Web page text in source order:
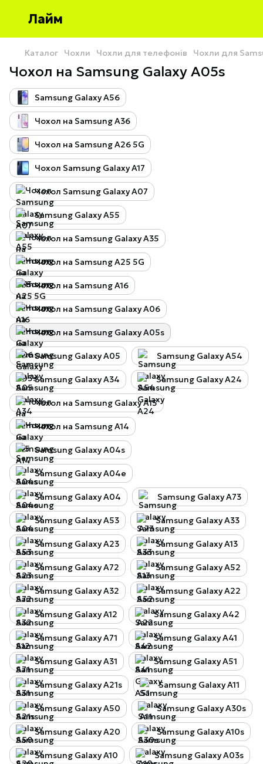
Лайм
Каталог Чохли Чохли для телефонів Чохли для
Чохол на Samsung Galaxy A05s
Samsung Galaxy A56
Чохол на Samsung A36
Чохол на Samsung A26 5G
Чохол Samsung Galaxy A17
Чохол Samsung Galaxy A07
Samsung Galaxy A55
Чохол на Samsung Galaxy A35
Чохол на Samsung A25 5G
Чохол на Samsung A16
Чохол на Samsung Galaxy A06
Чохол на Samsung Galaxy A05s
Samsung Galaxy A05 Samsung Galaxy A54
Samsung Galaxy A34 Samsung Galaxy A24
Чохол на Samsung Galaxy A15
Чохол на Samsung A14
Samsung Galaxy A04s
Samsung Galaxy A04e
Samsung Galaxy A04 Samsung Galaxy A73
Samsung Galaxy A53 Samsung Galaxy A33
Samsung Galaxy A23 Samsung Galaxy A13
Samsung Galaxy A72 Samsung Galaxy A52
Samsung Galaxy A32 Samsung Galaxy A22
Samsung Galaxy A12 Samsung Galaxy A42
Samsung Galaxy A71 Samsung Galaxy A41
Samsung Galaxy A31 Samsung Galaxy A51
Samsung Galaxy A21s Samsung Galaxy A11
Samsung Galaxy A50 Samsung Galaxy A30s
Samsung Galaxy A20 Samsung Galaxy A10s
Samsung Galaxy A10 Samsung Galaxy A03s